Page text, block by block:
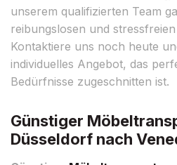
unserem qualifizierten Team
reibungslosen und
Kontaktiere uns noch heute
individuelles Angebot, das
Bedürfnisse zugeschnitten ist.
Günstiger
Düsseldorf nach